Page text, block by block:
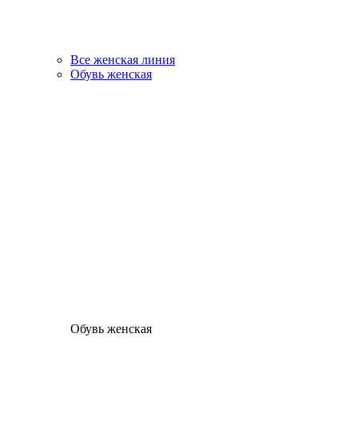
Все женская линия
Обувь женская
Обувь женская